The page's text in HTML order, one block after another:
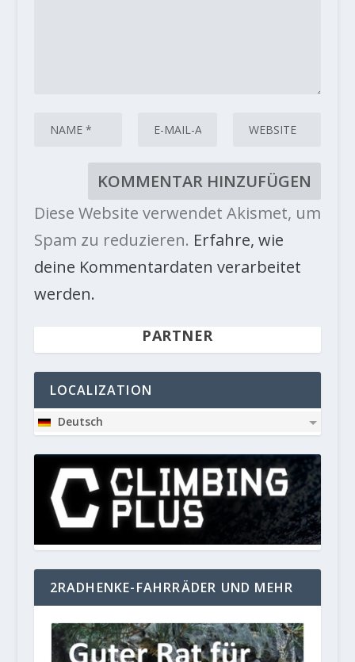
Diese Website verwendet Akismet, um
Spam zu reduzieren. Erfahre, wie
deine Kommentardaten verarbeitet
werden.
PARTNER
LOCALIZATION
Deutsch
2RADHENKE-FAHRRÄDER UND MEHR